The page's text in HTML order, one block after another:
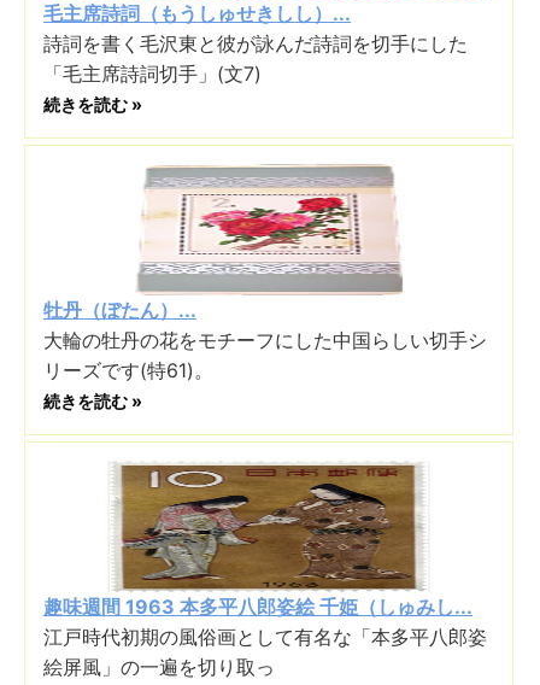
毛主席詩詞（もうしゅせきしし）...
詩詞を書く毛沢東と彼が詠んだ詩詞を切手にした
「毛主席詩詞切手」(文7)
続きを読む »
牡丹（ぼたん）...
大輪の牡丹の花をモチーフにした中国らしい切手シ
リーズです(特61)。
続きを読む »
趣味週間 1963 本多平八郎姿絵 千姫（しゅみし...
江戸時代初期の風俗画として有名な「本多平八郎姿
絵屏風」の一遍を切り取っ